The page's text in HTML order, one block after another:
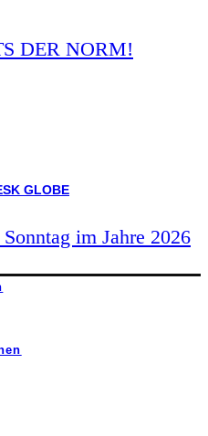
DER NORM!
im Jahre 2026